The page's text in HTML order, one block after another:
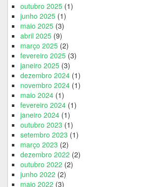
outubro 2025 (1)
junho 2025 (1)
maio 2025 (3)
abril 2025 (9)
março 2025 (2)
fevereiro 2025 (3)
janeiro 2025 (3)
dezembro 2024 (1)
novembro 2024 (1)
maio 2024 (1)
fevereiro 2024 (1)
janeiro 2024 (1)
outubro 2023 (1)
setembro 2023 (1)
março 2023 (2)
dezembro 2022 (2)
outubro 2022 (2)
junho 2022 (2)
maio 2022 (3)